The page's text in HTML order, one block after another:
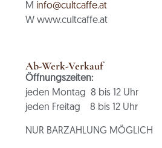
M info@cultcaffe.at
W www.cultcaffe.at
Ab-Werk-Verkauf
Öffnungszeiten:
jeden Montag 8 bis 12 Uhr
jeden Freitag 8 bis 12 Uhr
NUR BARZAHLUNG MÖGLICH